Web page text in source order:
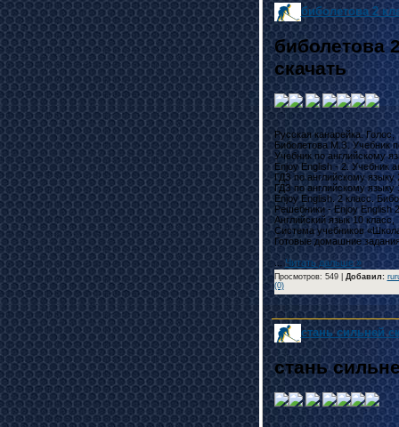
биболетова 2
биболетова
скачать
Русская канарейка. Голос,
Биболетова М.З. Учебник
Учебник по английскому
Enjoy English - 2. Учебник
ГДЗ по английскому языку
ГДЗ по английскому языку
Enjoy English. 2 класс.
Решебники - Enjoy English
Английский язык 10 класс,
Система учебников
Готовые домашние
... Читать дальше »
Просмотров: 549 | Добавил:
(0)
стань сильней
стань